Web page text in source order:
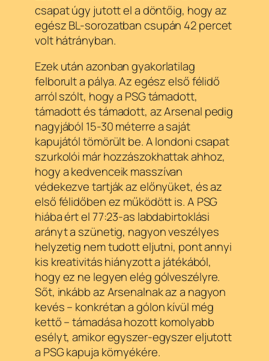
csapat úgy jutott el a döntőig, hogy az
egész BL-sorozatban csupán 42 percet
volt hátrányban.
Ezek után azonban gyakorlatilag
felborult a pálya. Az egész első félidő
arról szólt, hogy a PSG támadott,
támadott és támadott, az Arsenal pedig
nagyjából 15-30 méterre a saját
kapujától tömörült be. A londoni csapat
szurkolói már hozzászokhattak ahhoz,
hogy a kedvenceik masszívan
védekezve tartják az előnyüket, és az
első félidőben ez működött is. A PSG
hiába ért el 77:23-as labdabirtoklási
arányt a szünetig, nagyon veszélyes
helyzetig nem tudott eljutni, pont annyi
kis kreativitás hiányzott a játékából,
hogy ez ne legyen elég gólveszélyre.
Sőt, inkább az Arsenalnak az a nagyon
kevés – konkrétan a gólon kívül még
kettő – támadása hozott komolyabb
esélyt, amikor egyszer-egyszer eljutott
a PSG kapuja környékére.